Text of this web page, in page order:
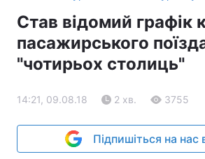
Став відомий графік
пасажирського
"чотирьох столиць"
14:21, 09.08.18 2 хв. 3755
Підпишіться на нас